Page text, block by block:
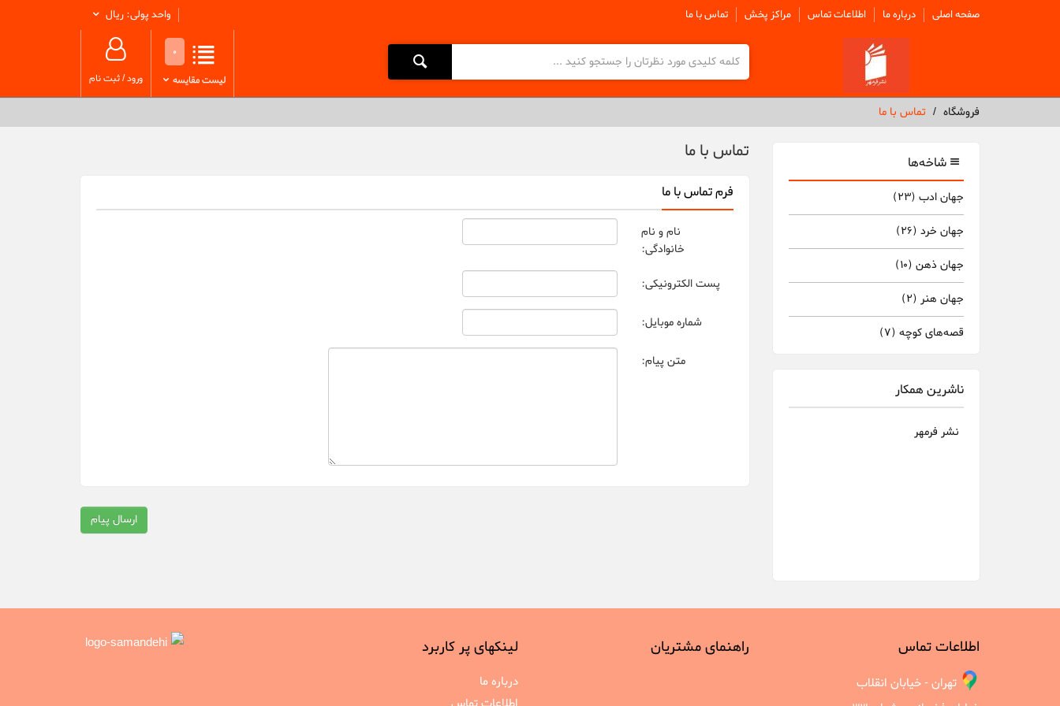
صفحه اصلی درباره ما اطلاعات تماس مراکز پخش تماس با ما واحد پولی: ریال
ورود/ثبت نام
0
لیست مقایسه
فروشگاه تماس با ما
تماس با ما
فرم تماس با ما
نام و نام
خانوادگی:
پست الکترونیکی:
شماره موبایل:
متن پیام:
ارسال پیام
شاخه‌ها
جهان ادب (23)
جهان خرد (26)
جهان ذهن (10)
جهان هنر (2)
قصه‌های کوچه (7)
ناشرین همکار
نشر فرمهر
اطلاعات تماس
تهران - خیابان انقلاب
راهنمای مشتریان لینکهای پر کاربرد
درباره ما